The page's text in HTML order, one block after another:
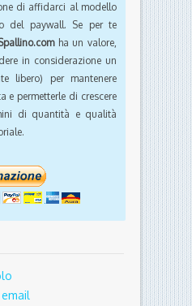
di affidarci al modello
del paywall. Se per te
ha un valore,
in considerazione un
libero) per mantenere
e permetterle di crescere
di quantità e qualità